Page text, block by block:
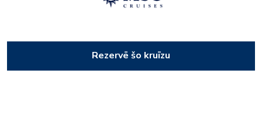
Rezervē šo kruīzu